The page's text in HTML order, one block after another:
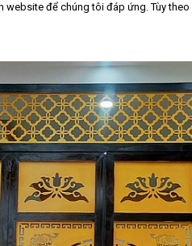
để chúng tôi đáp ứng. Tùy